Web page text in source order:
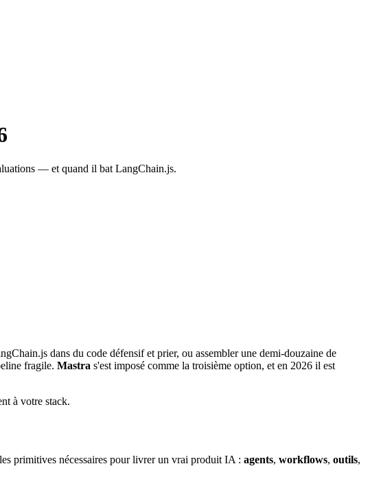
— et quand il bat LangChain.js.
dans du code défensif et prier, ou assembler une demi-douzaine de
fragile. Mastra s'est imposé comme la troisième option, et en 2026 il est
à votre stack.
primitives nécessaires pour livrer un vrai produit IA : agents, workflows, outils,